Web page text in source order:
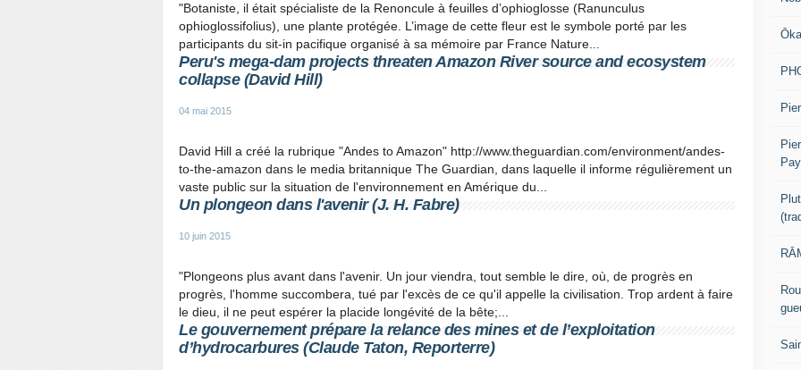
"Botaniste, il était spécialiste de la Renoncule à feuilles d’ophioglosse (Ranunculus
ophioglossifolius), une plante protégée. L’image de cette fleur est le symbole porté par les
participants du sit-in pacifique organisé à sa mémoire par France Nature...
Peru's mega-dam projects threaten Amazon River source and ecosystem
collapse (David Hill)
04 mai 2015
David Hill a créé la rubrique "Andes to Amazon" http://www.theguardian.com/environment/andes-
to-the-amazon dans le media britannique The Guardian, dans laquelle il informe régulièrement un
vaste public sur la situation de l'environnement en Amérique du...
Un plongeon dans l'avenir (J. H. Fabre)
10 juin 2015
"Plongeons plus avant dans l'avenir. Un jour viendra, tout semble le dire, où, de progrès en
progrès, l'homme succombera, tué par l'excès de ce qu'il appelle la civilisation. Trop ardent à faire
le dieu, il ne peut espérer la placide longévité de la bête;...
Le gouvernement prépare la relance des mines et de l’exploitation
d’hydrocarbures (Claude Taton, Reporterre)